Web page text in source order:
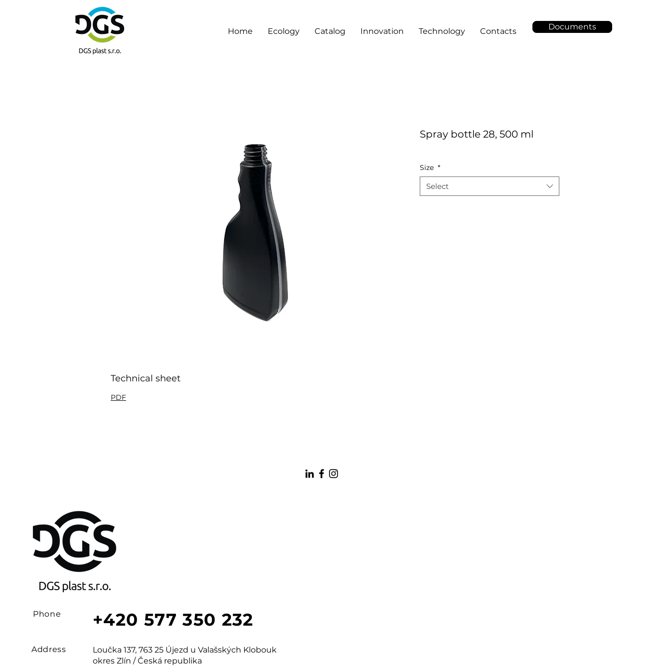
Home Ecology Catalog Innovation Technology Contacts Documents
Spray bottle 28, 500 ml
Size *
Select
Technical sheet
PDF
Phone
Address
+420 577 350 232
Loučka 137, 763 25 Újezd u Valašských Klobouk
okres Zlín / Česká republika